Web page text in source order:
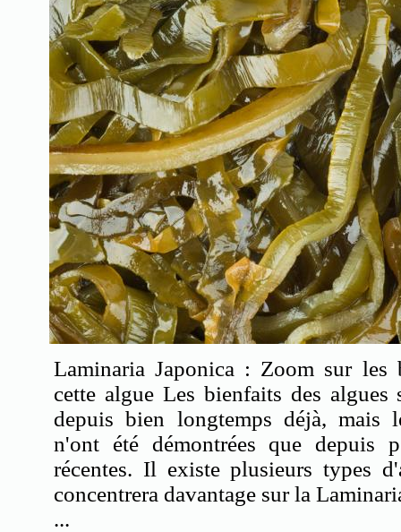
Laminaria Japonica : Zoom sur les
cette algue Les bienfaits des
depuis bien longtemps déjà, mais
n'ont été démontrées que depuis
récentes. Il existe plusieurs types
concentrera davantage sur la
...